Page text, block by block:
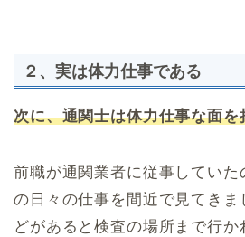
２、実は体力仕事である
次に、通関士は体力仕事な面を
前職が通関業者に従事していた
の日々の仕事を間近で見てきま
どがあると検査の場所まで行か